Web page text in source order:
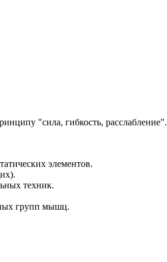
"сила, гибкость, расслабление".
элементов.
техник.
групп мышц.